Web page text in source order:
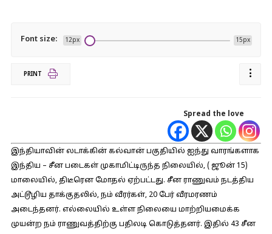
Font size: 12px 15px
PRINT
Spread the love
இந்தியாவின் லடாக்கின் கல்வான் பகுதியில் ஐந்து வாரங்களாக
இந்திய – சீன படைகள் முகாமிட்டிருந்த நிலையில், ( ஜூன் 15)
மாலையில், திடீரென மோதல் ஏற்பட்டது. சீன ராணுவம் நடத்திய
அட்டூழிய தாக்குதலில், நம் வீரர்கள், 20 பேர் வீரமரணம்
அடைந்தனர். எல்லையில் உள்ள நிலையை மாற்றியமைக்க
முயன்ற நம் ராணுவத்திற்கு பதிலடி கொடுத்தனர். இதில் 43 சீன